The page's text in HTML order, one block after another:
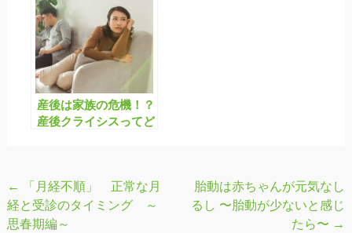
産後は家族の危機！？
産後クライシスってど
投
稿
←
「月経不順」 正常な月
経と受診のタイミング ～
思春期編～
胎動は赤ちゃんが元気なし
るし 〜胎動が少ないと感じ
たら〜 →